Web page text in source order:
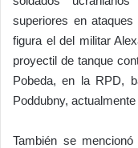
superiores en
figura el del militar
proyectil de tanque
Pobeda, en la RPD,
Poddubny,
También se